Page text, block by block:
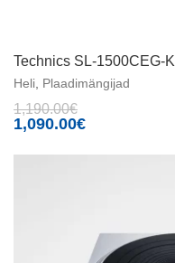
Technics SL-1500CEG-K
Heli Plaadimängijad
1,190.00€
1,090.00€